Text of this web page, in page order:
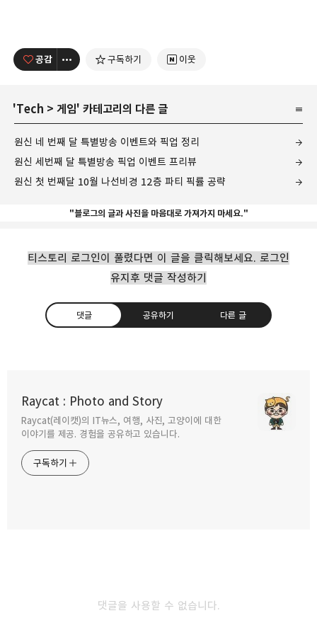
공감 구독하기 이웃
'Tech > 게임' 카테고리의 다른 글
원신 네 번째 달 특별방송 이벤트와 픽업 정리
원신 세번째 달 특별방송 픽업 이벤트 프리뷰
원신 첫 번째달 10월 나선비경 12층 파티 픽률 공략
"블로그의 글과 사진을 마음대로 가져가지 마세요."
티스토리 로그인이 풀렸다면 이 글을 클릭해보세요. 로그인
유지후 댓글 작성하기
댓글 공유하기 다른 글
Raycat : Photo and Story
Raycat(레이캣)의 IT뉴스, 여행, 사진, 고양이에 대한
이야기를 제공. 경험을 공유하고 있습니다.
구독하기
댓글을 사용할 수 없습니다.
구독하기 카카오톡
정리
2026.02.17
원신 네 번째 달 특별방송 이벤트와 픽업 정리
원신 첫 번째달 10월 나선비경 12층 파티 픽률